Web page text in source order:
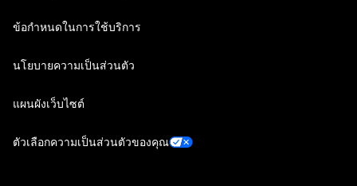
ข้อกำหนดในการใช้บริการ
นโยบายความเป็นส่วนตัว
แผนผังเว็บไซต์
ตัวเลือกความเป็นส่วนตัวของคุณ